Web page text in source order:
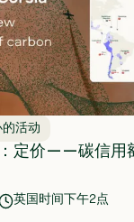
的活动
定价——碳信用
英国时间下午2点